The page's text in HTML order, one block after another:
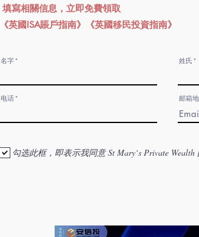
填寫相關信息，立即免費領取
《英國ISA賬戶指南》《英國移民投資指南》
名字
电话
姓氏
邮箱
勾选此框，即表示我同意 St Mary‘s Private Wealth